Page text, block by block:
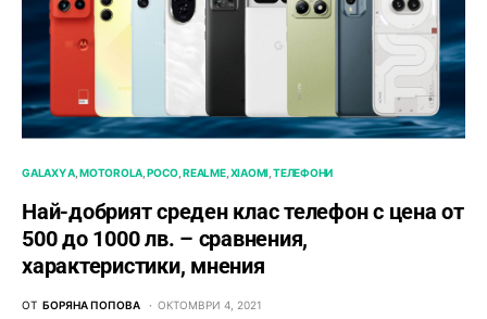
GALAXY A MOTOROLA POCO REALME XIAOMI ТЕЛЕФОНИ
Най-добрият среден клас телефон с цена от
500 до 1000 лв. – сравнения,
характеристики, мнения
ОТ БОРЯНА ПОПОВА ОКТОМВРИ 4, 2021